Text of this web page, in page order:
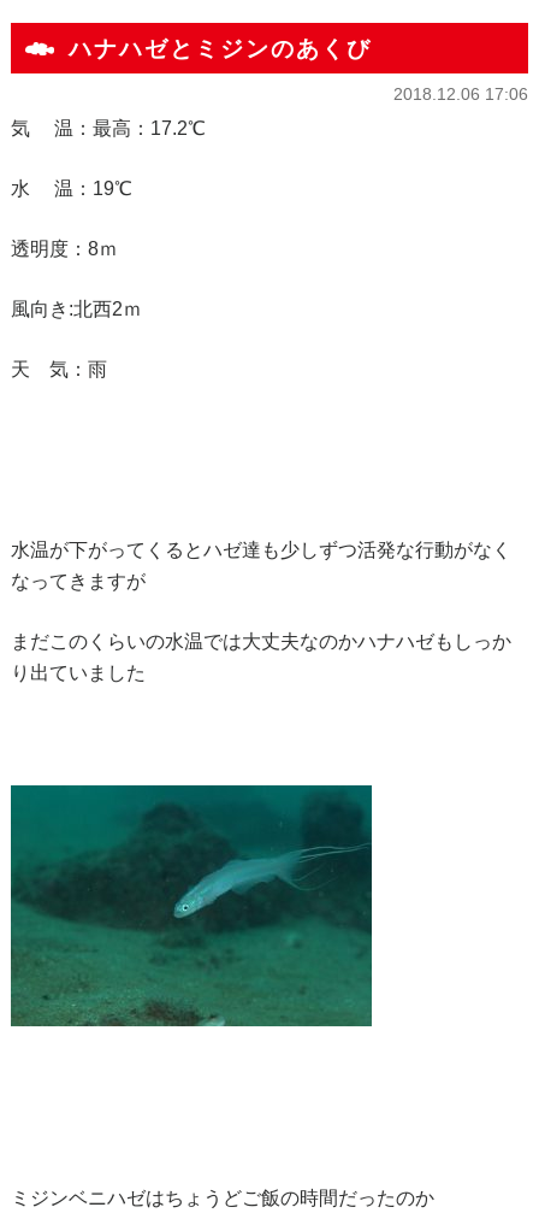
ハナハゼとミジンのあくび
2018.12.06 17:06
気 温：最高：17.2℃
水 温：19℃
透明度：8ｍ
風向き:北西2ｍ
天 気：雨
水温が下がってくるとハゼ達も少しずつ活発な行動がなく
なってきますが
まだこのくらいの水温では大丈夫なのかハナハゼもしっか
り出ていました
ミジンベニハゼはちょうどご飯の時間だったのか